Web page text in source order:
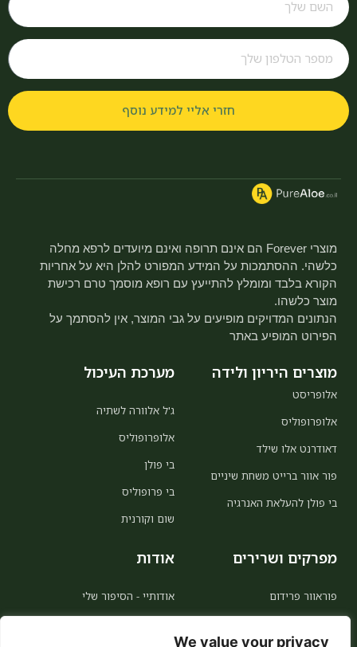
We value your privacy
חזרי אליי למידע נוסף
מוצרי Forever הם אינם תרופה ואינם מיועדים לרפא מחלה
כלשהי. ההסתמכות על המידע המפורט להלן היא על אחריות
הקורא בלבד ומומלץ להתייעץ עם רופא מוסמך טרם רכישת
מוצר כלשהו.
הנתונים המדויקים מופיעים על גבי המוצר, אין להסתמך על
הפירוט המופיע באתר
מוצרים היריון ולידה
אלופריסט
אלופרופוליס
דאודרנט אלו שילד
פור אוור ברייט משחת שיניים
בי פולן להעלאת האנרגיה
מערכת העיכול
ג'ל אלוורה לשתיה
אלופרופוליס
בי פולן
בי פרופוליס
שום וקורנית
מפרקים ושרירים
פוראוור פרידום
אודות
אודותיי - הסיפור שלי